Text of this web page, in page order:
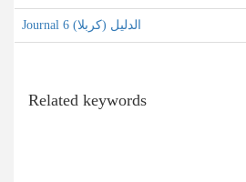
Journal الدلیل (کربلا) 6
Related keywords